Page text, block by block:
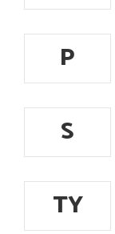
P
S
TY